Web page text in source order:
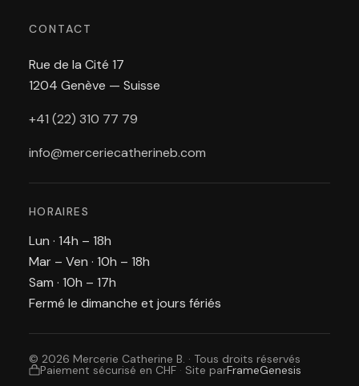
CONTACT
Rue de la Cité 17
1204 Genève — Suisse
+41 (22) 310 77 79
info@merceriecatherineb.com
HORAIRES
Lun · 14h – 18h
Mar – Ven · 10h – 18h
Sam · 10h – 17h
Fermé le dimanche et jours fériés
© 2026 Mercerie Catherine B. · Tous droits réservés
Paiement sécurisé en CHF · Site parFrameGenesis